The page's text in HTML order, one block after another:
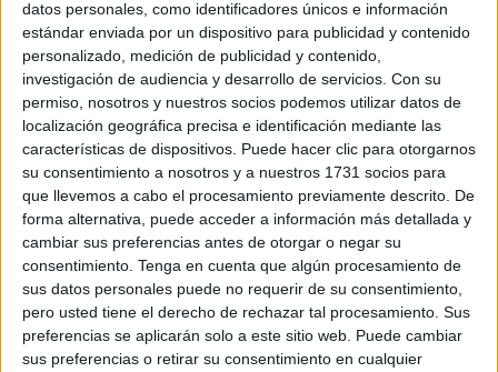
datos personales, como identificadores únicos e información
estándar enviada por un dispositivo para publicidad y contenido
personalizado, medición de publicidad y contenido,
investigación de audiencia y desarrollo de servicios. Con su
permiso, nosotros y nuestros socios podemos utilizar datos de
localización geográfica precisa e identificación mediante las
características de dispositivos. Puede hacer clic para otorgarnos
su consentimiento a nosotros y a nuestros 1731 socios para
que llevemos a cabo el procesamiento previamente descrito. De
forma alternativa, puede acceder a información más detallada y
cambiar sus preferencias antes de otorgar o negar su
consentimiento. Tenga en cuenta que algún procesamiento de
sus datos personales puede no requerir de su consentimiento,
pero usted tiene el derecho de rechazar tal procesamiento. Sus
preferencias se aplicarán solo a este sitio web. Puede cambiar
sus preferencias o retirar su consentimiento en cualquier
PINCHA AQUÍ